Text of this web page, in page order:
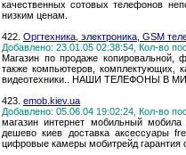
качественных сотовых телефонов
низким ценам.
422. Оргтехника, электроника, GSM
Добавлено: 23.01.05 02:38:54, Кол-во
Магазин по продаже копировальной,
также компьютеров, комплектующих,
видеотехники.. НАШИ ТЕЛЕФОНЫ В
423. emob.kiev.ua
Добавлено: 05.06.04 19:02:24, Кол-во
магазин интернет мобильный
дешево киев доставка аксессуары
цифровые камеры мобитрейд гарантия